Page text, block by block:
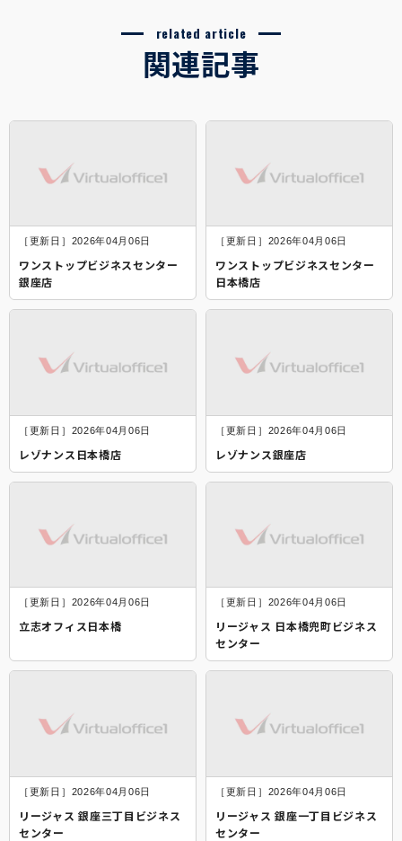
related article
関連記事
［更新日］2026年04月06日
ワンストップビジネスセンター
銀座店
［更新日］2026年04月06日
ワンストップビジネスセンター
日本橋店
［更新日］2026年04月06日
レゾナンス日本橋店
［更新日］2026年04月06日
レゾナンス銀座店
［更新日］2026年04月06日
立志オフィス日本橋
［更新日］2026年04月06日
リージャス 日本橋兜町ビジネス
センター
［更新日］2026年04月06日
リージャス 銀座三丁目ビジネス
センター
［更新日］2026年04月06日
リージャス 銀座一丁目ビジネス
センター